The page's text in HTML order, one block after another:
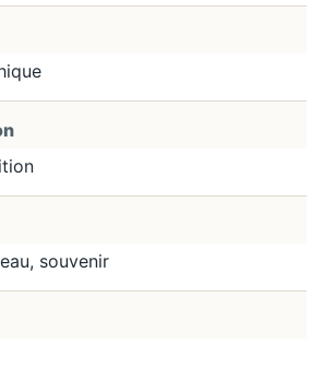
souvenir